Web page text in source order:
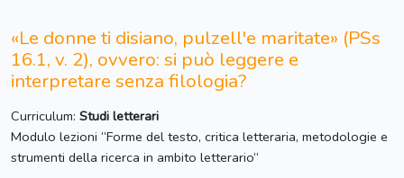
«Le donne ti disiano, pulzell'e maritate» (PSs
16.1, v. 2), ovvero: si può leggere e
interpretare senza filologia?
Curriculum: Studi letterari
Modulo lezioni “Forme del testo, critica letteraria, metodologie e
strumenti della ricerca in ambito letterario“